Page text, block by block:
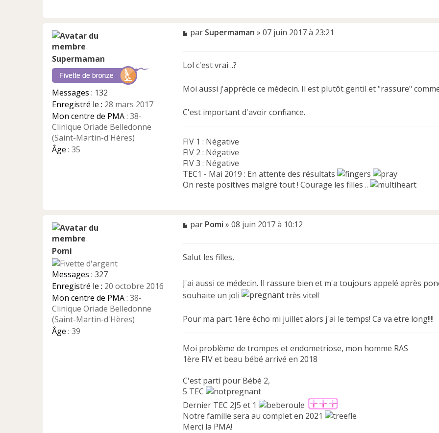
Supermaman
Messages : 132
Enregistré le : 28 mars 2017
Mon centre de PMA : 38-
Clinique Oriade Belledonne
(Saint-Martin-d'Hères)
Âge : 35
M
a
e
n
par Supermaman » 07 juin 2017 à 23:21
Lol c'est vrai ..?
Moi aussi j'apprécie ce médecin. Il est plutôt gentil et "rassure"
C'est important d'avoir confiance.
FIV 1 : Négative
FIV 2 : Négative
FIV 3 : Négative
TEC1 - Mai 2019 : En attente des résultats
On reste positives malgré tout ! Courage les filles ..
Pomi
Messages : 327
Enregistré le : 20 octobre 2016
Mon centre de PMA : 38-
Clinique Oriade Belledonne
(Saint-Martin-d'Hères)
Âge : 39
M
a
e
n
o
l
par Pomi » 08 juin 2017 à 10:12
Salut les filles,
J'ai aussi ce médecin. Il rassure bien et m'a toujours appelé après
souhaite un joli
très vite!!
Pour ma part 1ère écho mi juillet alors j'ai le temps! Ca va etre long!!!!
Moi problème de trompes et endometriose, mon homme RAS
1ère FIV et beau bébé arrivé en 2018
C'est parti pour Bébé 2,
5 TEC
Dernier TEC 2J5 et 1
Notre famille sera au complet en 2021
Merci la PMA!